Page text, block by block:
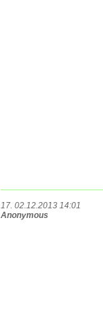
17. 02.12.2013 14:01
Anonymous